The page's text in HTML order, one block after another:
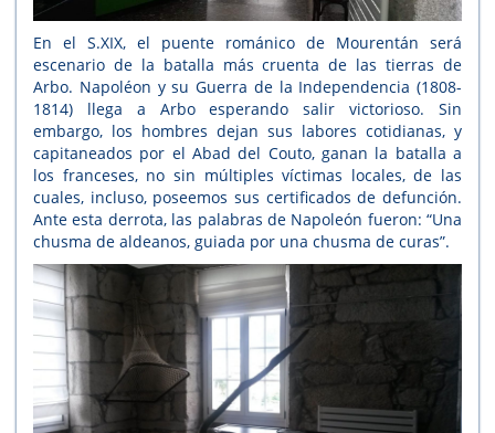
En el S.XIX, el puente románico de Mourentán será
escenario de la batalla más cruenta de las tierras de
Arbo. Napoléon y su Guerra de la Independencia (1808-
1814) llega a Arbo esperando salir victorioso. Sin
embargo, los hombres dejan sus labores cotidianas, y
capitaneados por el Abad del Couto, ganan la batalla a
los franceses, no sin múltiples víctimas locales, de las
cuales, incluso, poseemos sus certificados de defunción.
Ante esta derrota, las palabras de Napoleón fueron: “Una
chusma de aldeanos, guiada por una chusma de curas”.